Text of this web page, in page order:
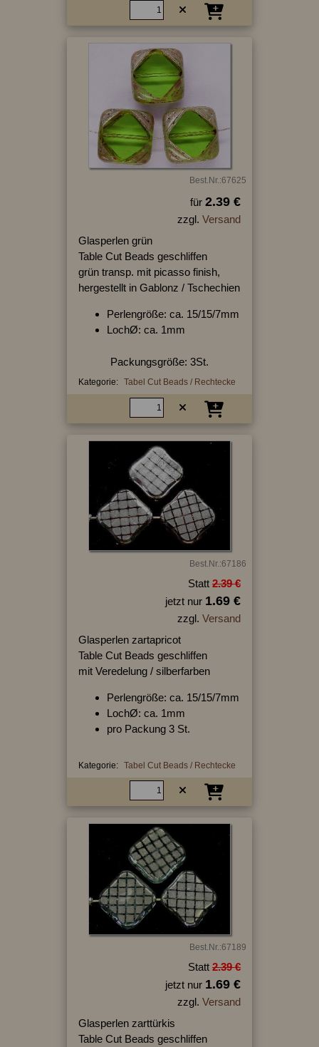
Best.Nr.:67625
für 2.39 €
zzgl. Versand
Glasperlen grün
Table Cut Beads geschliffen
grün transp. mit picasso finish,
hergestellt in Gablonz / Tschechien
Perlengröße: ca. 15/15/7mm
LochØ: ca. 1mm
Packungsgröße: 3St.
Kategorie: Tabel Cut Beads / Rechtecke
Best.Nr.:67186
Statt 2.39 €
jetzt nur 1.69 €
zzgl. Versand
Glasperlen zartapricot
Table Cut Beads geschliffen
mit Veredelung / silberfarben
Perlengröße: ca. 15/15/7mm
LochØ: ca. 1mm
pro Packung 3 St.
Kategorie: Tabel Cut Beads / Rechtecke
Best.Nr.:67189
Statt 2.39 €
jetzt nur 1.69 €
zzgl. Versand
Glasperlen zarttürkis
Table Cut Beads geschliffen